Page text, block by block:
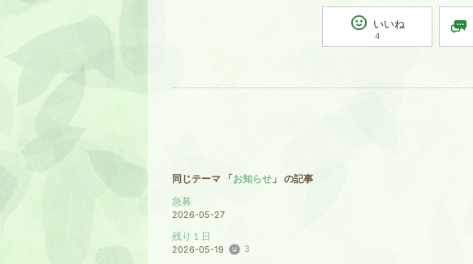
いいね
4
同じテーマ 「お知らせ 」 の記事
急募
2026-05-27
残り１日
2026-05-19 3